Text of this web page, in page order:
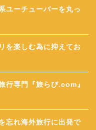
ユーチューバーを丸っ
を楽しむ為に抑えてお
行専門『旅らび.com』
忘れ海外旅行に出発で